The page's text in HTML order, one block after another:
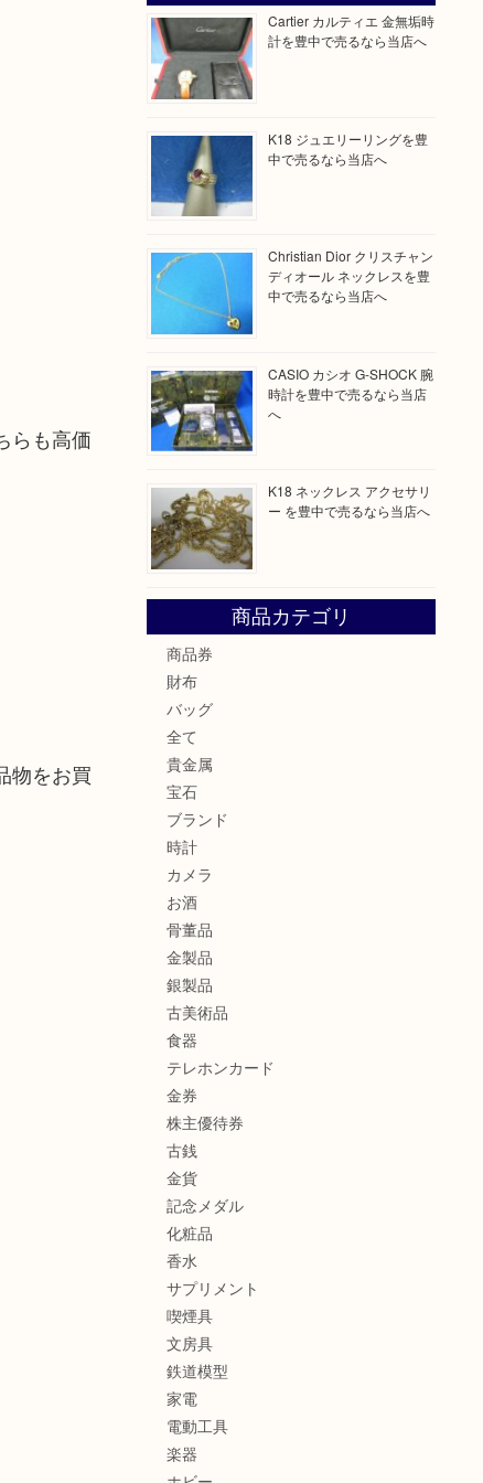
らも高価
物をお買
Cartier カルティエ 金無垢時
計を豊中で売るなら当店へ
K18 ジュエリーリングを豊
中で売るなら当店へ
Christian Dior クリスチャン
ディオール ネックレスを豊
中で売るなら当店へ
CASIO カシオ G-SHOCK 腕
時計を豊中で売るなら当店
へ
K18 ネックレス アクセサリ
ー を豊中で売るなら当店へ
商品カテゴリ
商品券
財布
バッグ
全て
貴金属
宝石
ブランド
時計
カメラ
お酒
骨董品
金製品
銀製品
古美術品
食器
テレホンカード
金券
株主優待券
古銭
金貨
記念メダル
化粧品
香水
サプリメント
喫煙具
文房具
鉄道模型
家電
電動工具
楽器